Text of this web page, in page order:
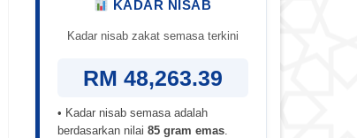
KADAR NISAB
Kadar nisab zakat semasa terkini
RM 48,263.39
• Kadar nisab semasa adalah
berdasarkan nilai 85 gram emas.